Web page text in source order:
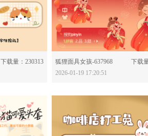
下载量：230313
分享：
狐狸面具女孩-637968
下载
2026-01-19 17:20:51